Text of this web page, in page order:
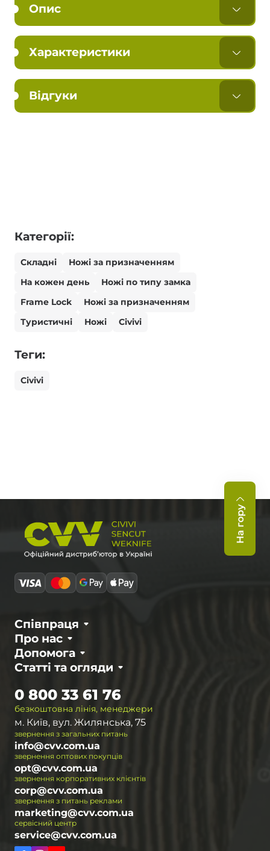
Опис
Характеристики
Відгуки
Категорії:
Складні
Ножі за призначенням
На кожен день
Ножі по типу замка
Frame Lock
Ножі за призначенням
Туристичні
Ножі Civivi
Теги:
Civivi
На гору
Про нас
Співпраця
Статті та огляди
Допомога
безкоштовна лінія, менеджери
0 800 33 61 76
м. Київ, вул. Жилянська, 75
звернення з загальних питань
info@cvv.com.ua
звернення оптових покупців
opt@cvv.com.ua
звернення корпоративних клієнтів
corp@cvv.com.ua
звернення з питань реклами
marketing@cvv.com.ua
сервісний центр
service@cvv.com.ua